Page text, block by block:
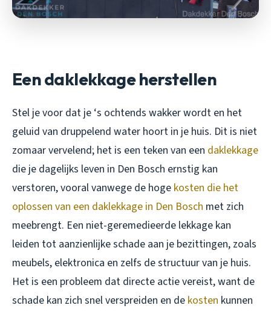
Een daklekkage herstellen
Stel je voor dat je ‘s ochtends wakker wordt en het
geluid van druppelend water hoort in je huis. Dit is niet
zomaar vervelend; het is een teken van een daklekkage
die je dagelijks leven in Den Bosch ernstig kan
verstoren, vooral vanwege de hoge kosten die het
oplossen van een daklekkage in Den Bosch met zich
meebrengt. Een niet-geremedieerde lekkage kan
leiden tot aanzienlijke schade aan je bezittingen, zoals
meubels, elektronica en zelfs de structuur van je huis.
Het is een probleem dat directe actie vereist, want de
schade kan zich snel verspreiden en de kosten kunnen